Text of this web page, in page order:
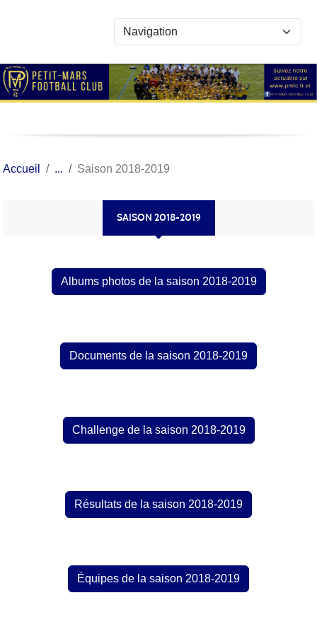
Accueil Saison 2018-2019
SAISON 2018-2019
Albums photos de la saison 2018-2019
Documents de la saison 2018-2019
Challenge de la saison 2018-2019
Résultats de la saison 2018-2019
Équipes de la saison 2018-2019